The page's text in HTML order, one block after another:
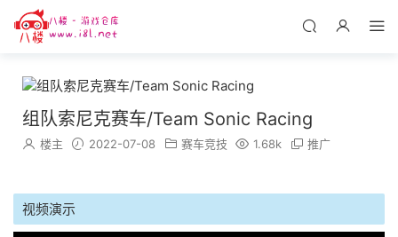
组队索尼克赛车/Team Sonic Racing
楼主 2022-07-08 赛车竞技 1.68k 推广
视频演示